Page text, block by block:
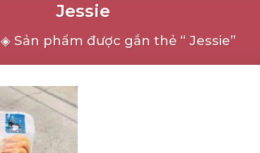
Jessie
◈ Sản phẩm được gắn thẻ “ Jessie”